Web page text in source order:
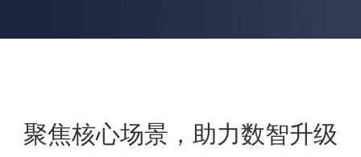
聚焦核心场景，助力数智升级